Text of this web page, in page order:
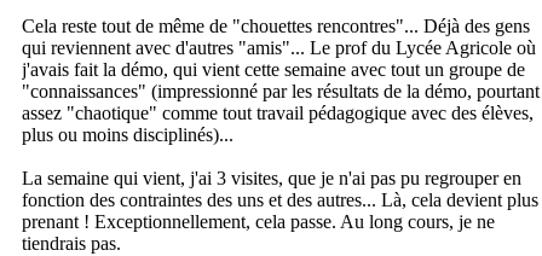
Cela reste tout de même de "chouettes rencontres"... Déjà des gens
qui reviennent avec d'autres "amis"... Le prof du Lycée Agricole où
j'avais fait la démo, qui vient cette semaine avec tout un groupe de
"connaissances" (impressionné par les résultats de la démo, pourtant
assez "chaotique" comme tout travail pédagogique avec des élèves,
plus ou moins disciplinés)...
La semaine qui vient, j'ai 3 visites, que je n'ai pas pu regrouper en
fonction des contraintes des uns et des autres... Là, cela devient plus
prenant ! Exceptionnellement, cela passe. Au long cours, je ne
tiendrais pas.